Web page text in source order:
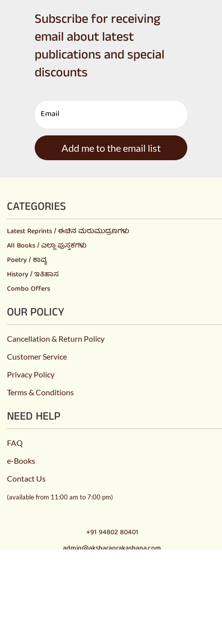
Subscribe for receiving
email about latest
publications and special
discounts
Add me to the email list
CATEGORIES
Latest Reprints / ಈಚಿನ ಮರುಮುದ್ರಣಗಳು
All Books / ಎಲ್ಲಾ ಪುಸ್ತಕಗಳು
Poetry / ಕಾವ್ಯ
History / ಇತಿಹಾಸ
Combo Offers
OUR POLICY
Cancellation & Return Policy
Customer Service
Privacy Policy
Terms & Conditions
NEED HELP
FAQ
e-Books
Contact Us
(available from 11:00 am to 7:00 pm)
+91 94802 80401
admin@aksharaprakashana.com